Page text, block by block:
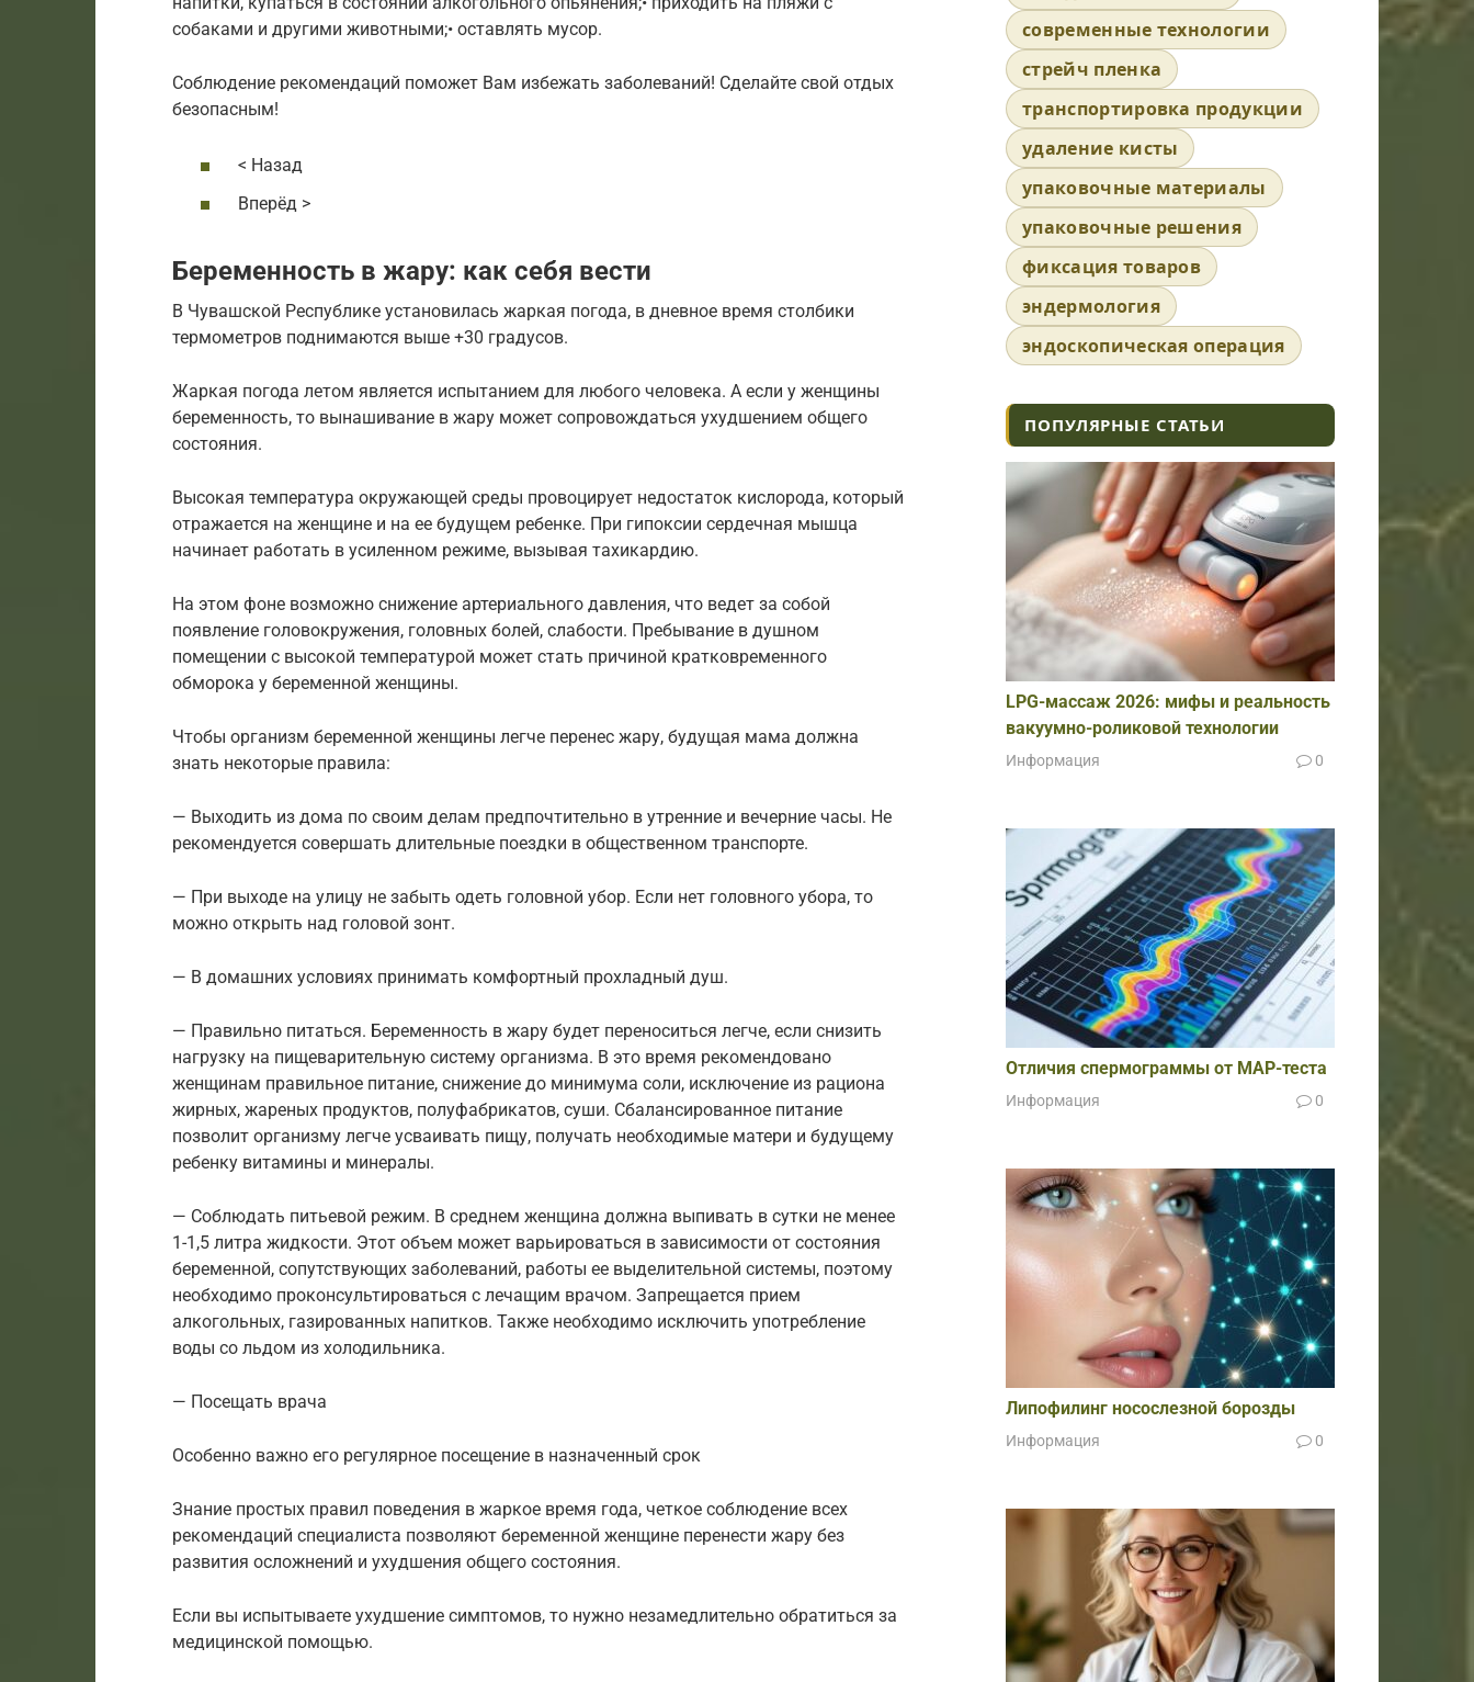
собаками и другими животными;• оставлять мусор.
Соблюдение рекомендаций поможет Вам избежать заболеваний! Сделайте свой отдых
безопасным!
< Назад
Вперёд >
Беременность в жару: как себя вести
В Чувашской Республике установилась жаркая погода, в дневное время столбики
термометров поднимаются выше +30 градусов.
Жаркая погода летом является испытанием для любого человека. А если у женщины
беременность, то вынашивание в жару может сопровождаться ухудшением общего
состояния.
Высокая температура окружающей среды провоцирует недостаток кислорода, который
отражается на женщине и на ее будущем ребенке. При гипоксии сердечная мышца
начинает работать в усиленном режиме, вызывая тахикардию.
На этом фоне возможно снижение артериального давления, что ведет за собой
появление головокружения, головных болей, слабости. Пребывание в душном
помещении с высокой температурой может стать причиной кратковременного
обморока у беременной женщины.
Чтобы организм беременной женщины легче перенес жару, будущая мама должна
знать некоторые правила:
— Выходить из дома по своим делам предпочтительно в утренние и вечерние часы. Не
рекомендуется совершать длительные поездки в общественном транспорте.
— При выходе на улицу не забыть одеть головной убор. Если нет головного убора, то
можно открыть над головой зонт.
— В домашних условиях принимать комфортный прохладный душ.
— Правильно питаться. Беременность в жару будет переноситься легче, если снизить
нагрузку на пищеварительную систему организма. В это время рекомендовано
женщинам правильное питание, снижение до минимума соли, исключение из рациона
жирных, жареных продуктов, полуфабрикатов, суши. Сбалансированное питание
позволит организму легче усваивать пищу, получать необходимые матери и будущему
ребенку витамины и минералы.
— Соблюдать питьевой режим. В среднем женщина должна выпивать в сутки не менее
1-1,5 литра жидкости. Этот объем может варьироваться в зависимости от состояния
беременной, сопутствующих заболеваний, работы ее выделительной системы, поэтому
необходимо проконсультироваться с лечащим врачом. Запрещается прием
алкогольных, газированных напитков. Также необходимо исключить употребление
воды со льдом из холодильника.
— Посещать врача
Особенно важно его регулярное посещение в назначенный срок
Знание простых правил поведения в жаркое время года, четкое соблюдение всех
рекомендаций специалиста позволяют беременной женщине перенести жару без
развития осложнений и ухудшения общего состояния.
Если вы испытываете ухудшение симптомов, то нужно незамедлительно обратиться за
медицинской помощью.
современные технологии
стрейч пленка
транспортировка продукции
удаление кисты
упаковочные материалы
упаковочные решения
фиксация товаров
эндермология
эндоскопическая операция
ПОПУЛЯРНЫЕ СТАТЬИ
LPG-массаж 2026: мифы и реальность
вакуумно-роликовой технологии
Информация 0
Отличия спермограммы от МАР-теста
Информация 0
Липофилинг носослезной борозды
Информация 0